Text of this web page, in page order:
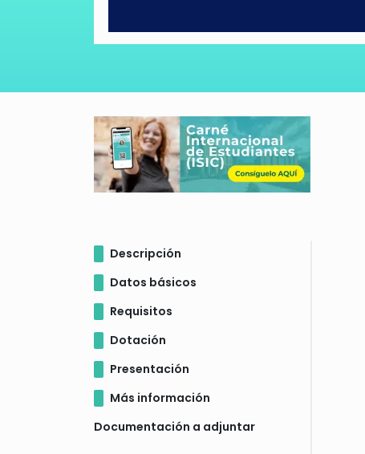
Descripción
Datos básicos
Requisitos
Dotación
Presentación
Más información
Documentación a adjuntar